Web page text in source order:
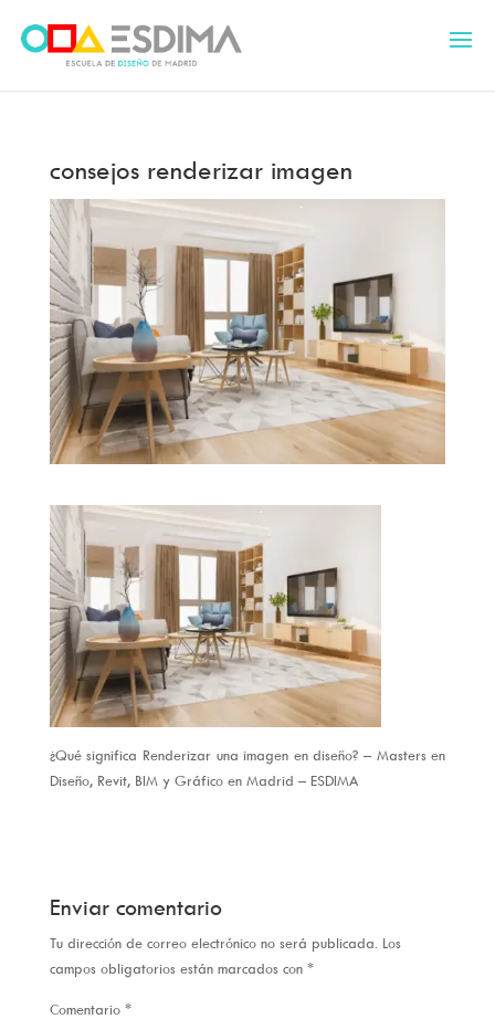
consejos renderizar imagen
¿Qué significa Renderizar una imagen en diseño? – Masters en
Diseño, Revit, BIM y Gráfico en Madrid – ESDIMA
Enviar comentario
Tu dirección de correo electrónico no será publicada. Los
campos obligatorios están marcados con *
Comentario *